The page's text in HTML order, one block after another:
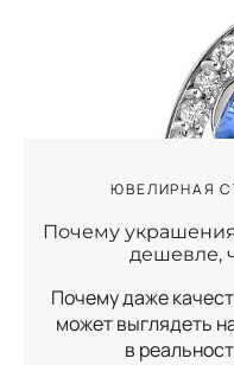
ЮВЕЛИРНАЯ
Почему
дешевле,
Почему даже
может выглядеть
в